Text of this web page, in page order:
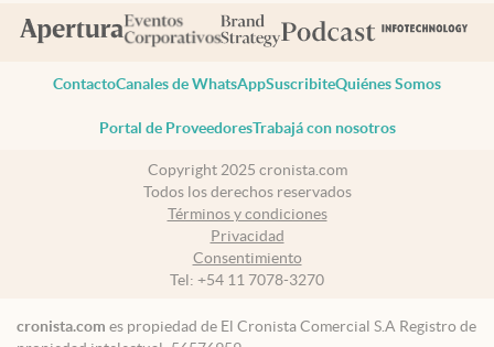
ContactoCanales de WhatsAppSuscribiteQuiénes Somos
Portal de ProveedoresTrabajá con nosotros
Copyright 2025 cronista.com
Todos los derechos reservados
Términos y condiciones
Privacidad
Consentimiento
Tel: +54 11 7078-3270
cronista.com es propiedad de El Cronista Comercial S.A Registro de